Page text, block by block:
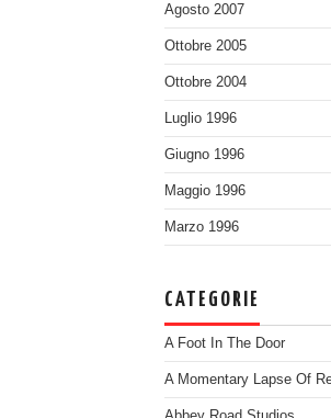
Agosto 2007
Ottobre 2005
Ottobre 2004
Luglio 1996
Giugno 1996
Maggio 1996
Marzo 1996
CATEGORIE
A Foot In The Door
A Momentary Lapse Of